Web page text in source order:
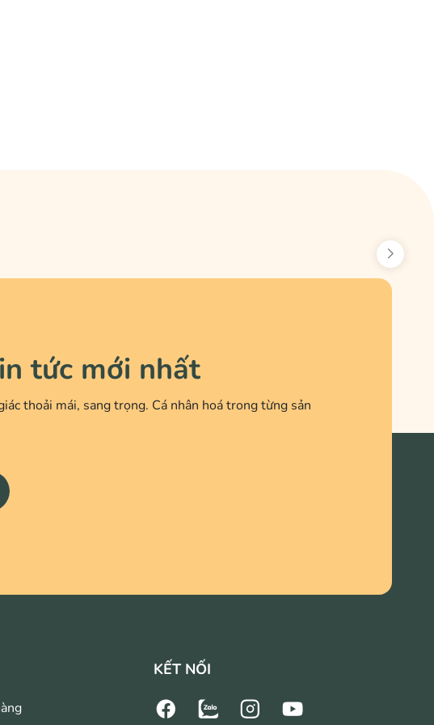
tức mới nhất
thoải mái, sang trọng. Cá nhân hoá trong từng sản
KẾT NỐI